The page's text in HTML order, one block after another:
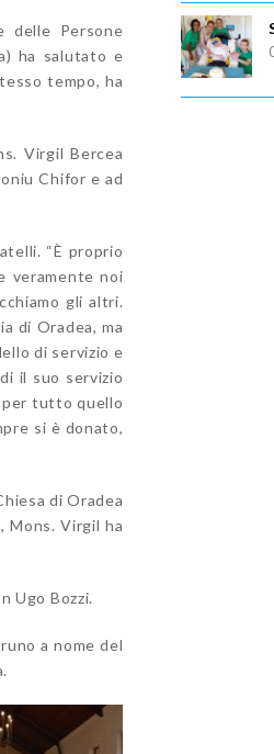
delle Persone
ha salutato e
tempo, ha
Virgil Bercea
Chifor e ad
“È proprio
veramente noi
gli altri.
di Oradea, ma
di servizio e
il suo servizio
per tutto quello
si è donato,
di Oradea
Mons. Virgil ha
Ugo Bozzi.
a nome del